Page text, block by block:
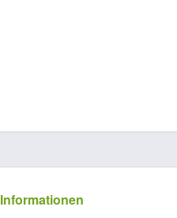
Informationen